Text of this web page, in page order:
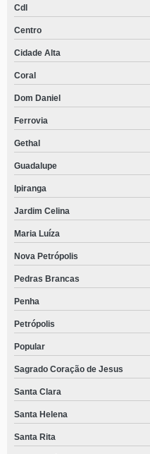
Cdl
Centro
Cidade Alta
Coral
Dom Daniel
Ferrovia
Gethal
Guadalupe
Ipiranga
Jardim Celina
Maria Luíza
Nova Petrópolis
Pedras Brancas
Penha
Petrópolis
Popular
Sagrado Coração de Jesus
Santa Clara
Santa Helena
Santa Rita